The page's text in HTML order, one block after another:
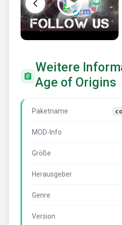
Weitere
Age of Origins
Paketname
MOD-Info
Größe
Herausgeber
Genre
Version